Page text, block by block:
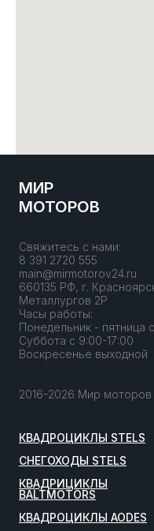
МИР
МОТОРОВ
Свяжитесь с нами:
8 391 2720 555
main@mirmotorov24.ru
660135 РФ, г.
Металлургов 2Р
Часы работы:
Понедельник - пятница
Суббота с 9:00-17:00
Воскресенье выходной
2016-2026 Мир моторов
КВАДРОЦИКЛЫ STELS
СНЕГОХОДЫ STELS
КВАДРИЦИКЛЫ
BALTMOTORS
КВАДРОЦИКЛЫ AODES